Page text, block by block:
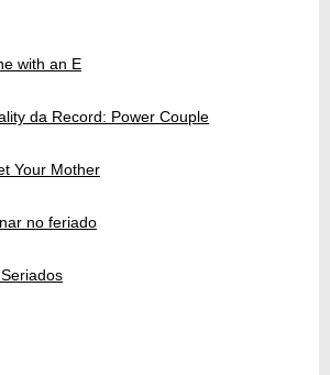
with an E
da Record: Power Couple
Your Mother
no feriado